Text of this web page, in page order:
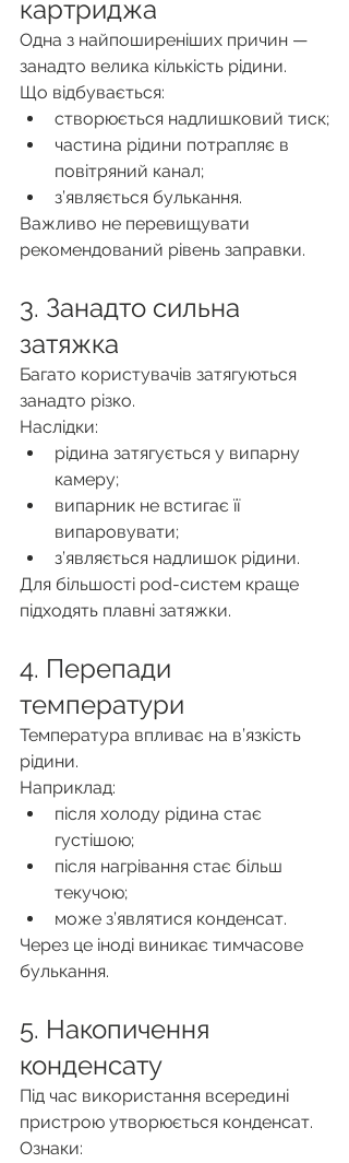
картриджа
Одна з найпоширеніших причин —
занадто велика кількість рідини.
Що відбувається:
створюється надлишковий тиск;
частина рідини потрапляє в
повітряний канал;
з’являється булькання.
Важливо не перевищувати
рекомендований рівень заправки.
3. Занадто сильна
затяжка
Багато користувачів затягуються
занадто різко.
Наслідки:
рідина затягується у випарну
камеру;
випарник не встигає її
випаровувати;
з’являється надлишок рідини.
Для більшості pod-систем краще
підходять плавні затяжки.
4. Перепади
температури
Температура впливає на в’язкість
рідини.
Наприклад:
після холоду рідина стає
густішою;
після нагрівання стає більш
текучою;
може з’являтися конденсат.
Через це іноді виникає тимчасове
булькання.
5. Накопичення
конденсату
Під час використання всередині
пристрою утворюється конденсат.
Ознаки: